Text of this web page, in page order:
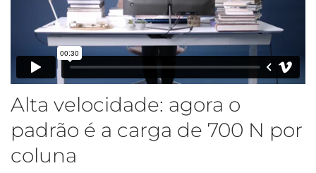
Alta velocidade: agora o
padrão é a carga de 700 N por
coluna